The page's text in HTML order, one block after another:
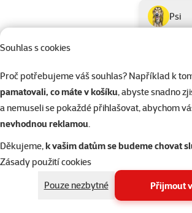
Souhlas s cookies
Proč potřebujeme váš souhlas? Například k
pamatovali, co máte v košíku, abyste snadno
a nemuseli se pokaždé přihlašovat, abychom
nevhodnou reklamou.
Děkujeme,k vašim datům se budeme chovat
Zásady použití cookies
Pouze nezbytné
Přijmout
Podkategorie
Psi
Kočky >
Nenalezeny